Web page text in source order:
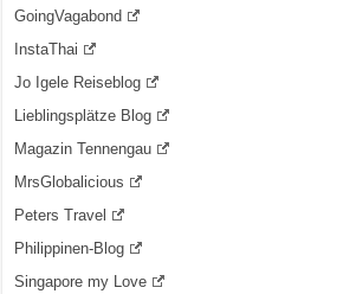
GoingVagabond
InstaThai
Jo Igele Reiseblog
Lieblingsplätze Blog
Magazin Tennengau
MrsGlobalicious
Peters Travel
Philippinen-Blog
Singapore my Love